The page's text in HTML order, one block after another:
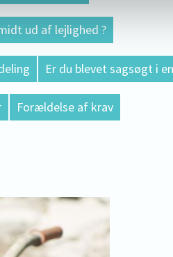
ud af lejlighed ?
Er du blevet sagsøgt i
Forældelse af krav